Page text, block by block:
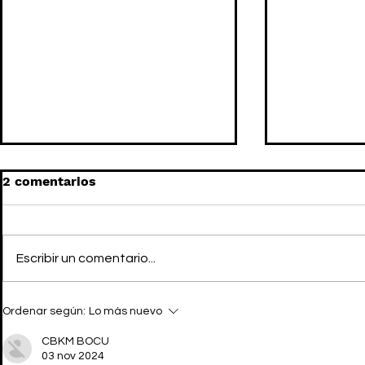
presenta una cápsula de
accesorios
2 comentarios
Escribir un comentario...
Ordenar según: Lo más nuevo
CBKM BOCU
03 nov 2024